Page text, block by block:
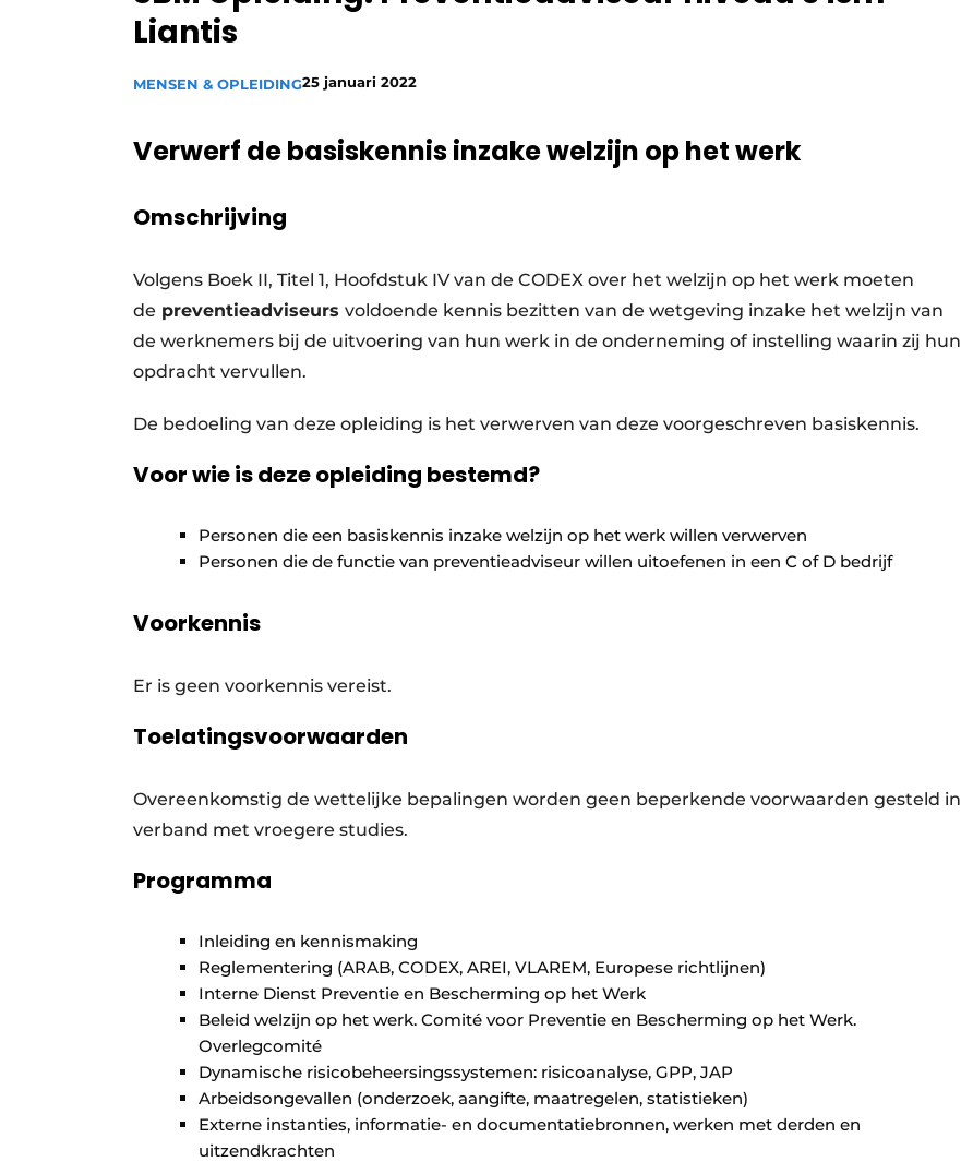
Vacature aanmelden
Liantis
MENSEN & OPLEIDING25 januari 2022
Verwerf de basiskennis inzake welzijn op het werk
Omschrijving
Volgens Boek II, Titel 1, Hoofdstuk IV van de CODEX over het welzijn op het werk moeten
de preventieadviseurs voldoende kennis bezitten van de wetgeving inzake het welzijn van
de werknemers bij de uitvoering van hun werk in de onderneming of instelling waarin zij hun
opdracht vervullen.
De bedoeling van deze opleiding is het verwerven van deze voorgeschreven basiskennis.
Voor wie is deze opleiding bestemd?
Personen die een basiskennis inzake welzijn op het werk willen verwerven
Personen die de functie van preventieadviseur willen uitoefenen in een C of D bedrijf
Voorkennis
Er is geen voorkennis vereist.
Toelatingsvoorwaarden
Overeenkomstig de wettelijke bepalingen worden geen beperkende voorwaarden gesteld in
verband met vroegere studies.
Programma
Inleiding en kennismaking
Reglementering (ARAB, CODEX, AREI, VLAREM, Europese richtlijnen)
Interne Dienst Preventie en Bescherming op het Werk
Beleid welzijn op het werk. Comité voor Preventie en Bescherming op het Werk.
Overlegcomité
Dynamische risicobeheersingssystemen: risicoanalyse, GPP, JAP
Arbeidsongevallen (onderzoek, aangifte, maatregelen, statistieken)
Externe instanties, informatie- en documentatiebronnen, werken met derden en
uitzendkrachten